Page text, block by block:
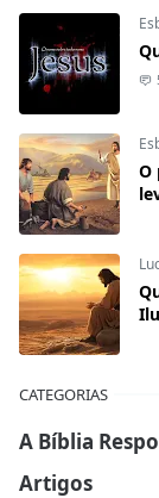
O
CATEGORIAS
A Bíblia
Artigos